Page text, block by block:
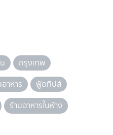
กรุงเทพ
าหาร
ฟู้ดทิปส์
ร้านอาหารในห้าง